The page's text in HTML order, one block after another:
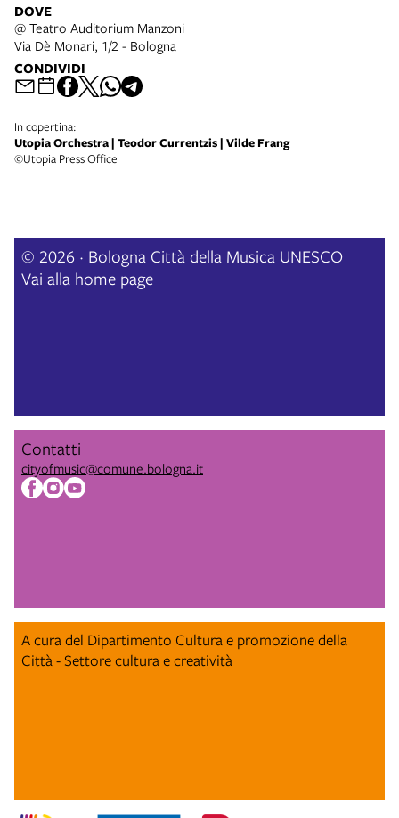
DOVE
@ Teatro Auditorium Manzoni
Via Dè Monari, 1/2 - Bologna
CONDIVIDI
In copertina:
Utopia Orchestra | Teodor Currentzis | Vilde Frang
©Utopia Press Office
© 2026 · Bologna Città della Musica UNESCO
Vai alla home page
Contatti
cityofmusic@comune.bologna.it
A cura del Dipartimento Cultura e promozione della
Città - Settore cultura e creatività